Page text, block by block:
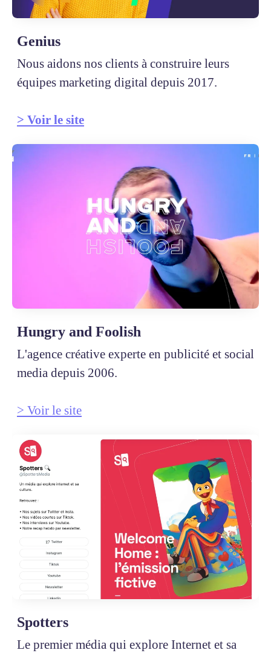
Genius
Nous aidons nos clients à construire leurs
équipes marketing digital depuis 2017.
> Voir le site
Hungry and Foolish
L'agence créative experte en publicité et social
media depuis 2006.
> Voir le site
Spotters
Le premier média qui explore Internet et sa